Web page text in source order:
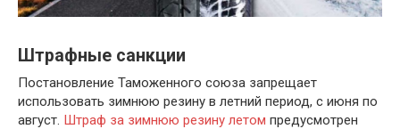
Штрафные санкции
Постановление Таможенного союза запрещает
использовать зимнюю резину в летний период, с июня по
август. Штраф за зимнюю резину летом предусмотрен